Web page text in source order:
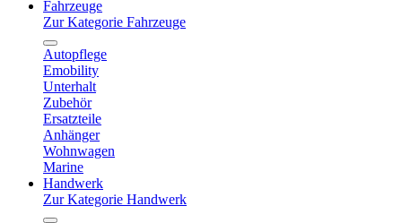
Fahrzeuge
Zur Kategorie Fahrzeuge
Autopflege
Emobility
Unterhalt
Zubehör
Ersatzteile
Anhänger
Wohnwagen
Marine
Handwerk
Zur Kategorie Handwerk